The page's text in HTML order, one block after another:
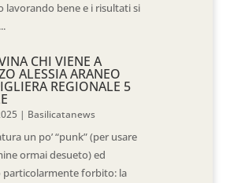
lavorando bene e i risultati si
CHI VIENE A
ALESSIA ARANEO
REGIONALE 5
| Basilicatanews
un po’ “punk” (per usare
ormai desueto) ed
particolarmente forbito: la